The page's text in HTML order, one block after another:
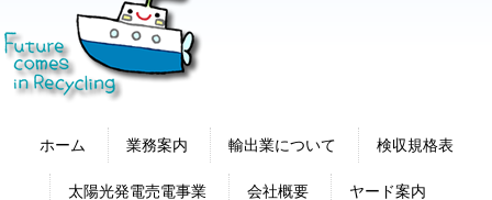
ホーム 業務案内 輸出業について 検収規格表
太陽光発電売電事業 会社概要 ヤード案内